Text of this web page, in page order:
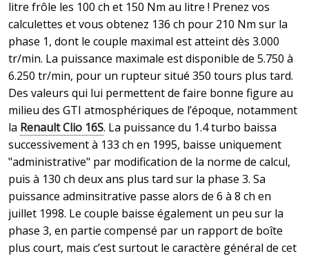
litre frôle les 100 ch et 150 Nm au litre ! Prenez vos
calculettes et vous obtenez 136 ch pour 210 Nm sur la
phase 1, dont le couple maximal est atteint dès 3.000
tr/min. La puissance maximale est disponible de 5.750 à
6.250 tr/min, pour un rupteur situé 350 tours plus tard.
Des valeurs qui lui permettent de faire bonne figure au
milieu des GTI atmosphériques de l’époque, notamment
la Renault Clio 16S. La puissance du 1.4 turbo baissa
successivement à 133 ch en 1995, baisse uniquement
"administrative" par modification de la norme de calcul,
puis à 130 ch deux ans plus tard sur la phase 3. Sa
puissance adminsitrative passe alors de 6 à 8 ch en
juillet 1998. Le couple baisse également un peu sur la
phase 3, en partie compensé par un rapport de boîte
plus court, mais c’est surtout le caractère général de cet